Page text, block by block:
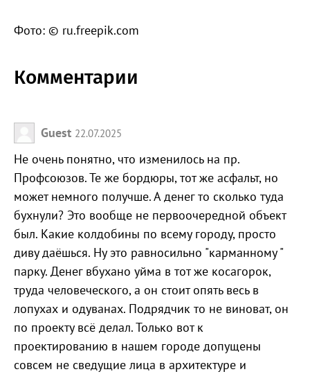
Фото: © ru.freepik.com
Комментарии
Guest 22.07.2025
Не очень понятно, что изменилось на пр.
Профсоюзов. Те же бордюры, тот же асфальт, но
может немного получше. А денег то сколько туда
бухнули? Это вообще не первоочередной объект
был. Какие колдобины по всему городу, просто
диву даёшься. Ну это равносильно "карманному "
парку. Денег вбухано уйма в тот же косагорок,
труда человеческого, а он стоит опять весь в
лопухах и одуванах. Подрядчик то не виноват, он
по проекту всё делал. Только вот к
проектированию в нашем городе допущены
совсем не сведущие лица в архитектуре и